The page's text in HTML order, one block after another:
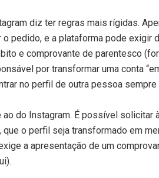
diz ter regras mais rígidas.
pedido, e a plataforma pode exigir
e comprovante de parentesco
por transformar uma conta
no perfil de outra pessoa
do Instagram. É possível solicitar
que o perfil seja transformado em
a apresentação de um